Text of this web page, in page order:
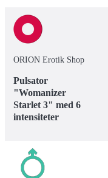
ORION Erotik Shop
Pulsator
"Womanizer
Starlet 3" med 6
intensiteter